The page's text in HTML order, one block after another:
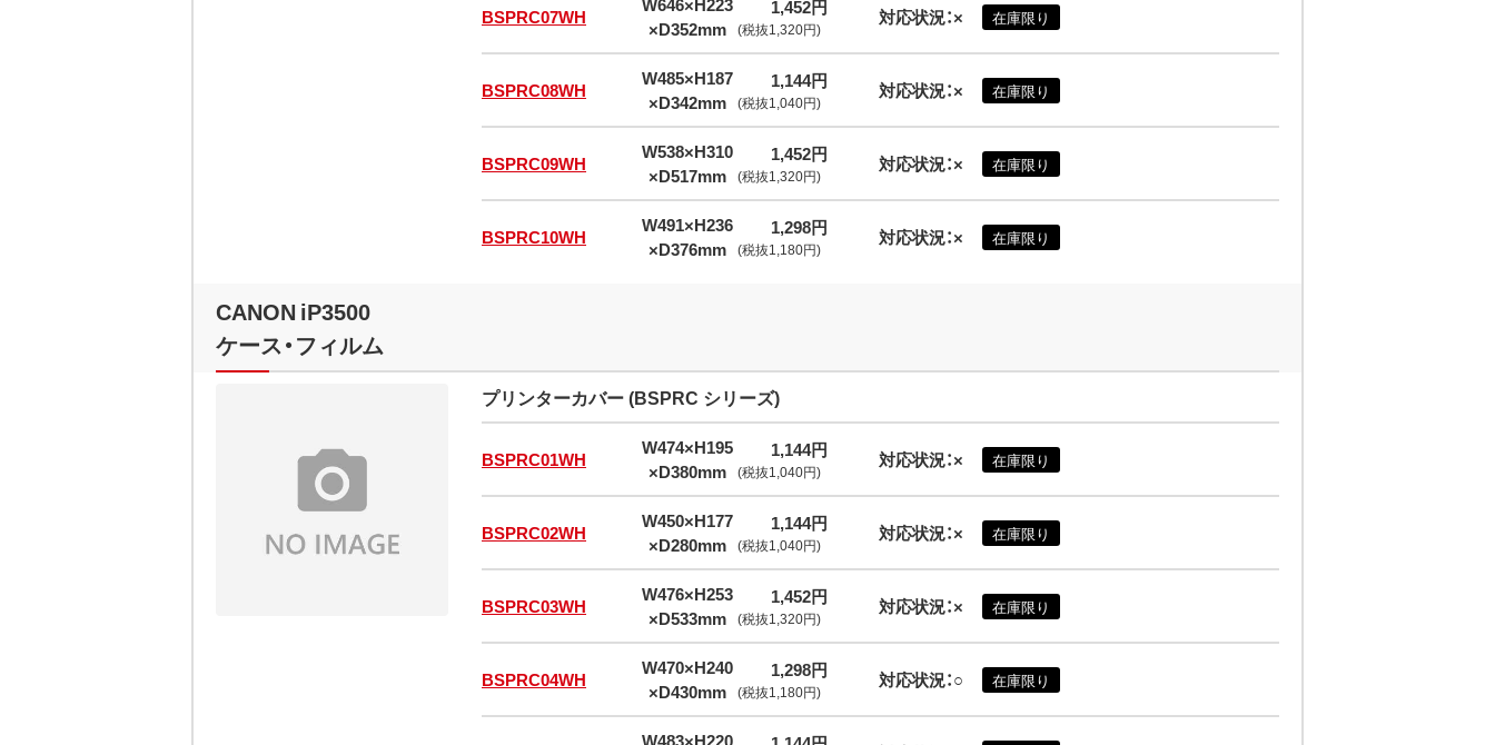
BSPRC07WH
×D352mm
1,452円
(税抜1,320円) 対応状況：× 在庫限り
BSPRC08WH
W485×H187
×D342mm
1,144円
(税抜1,040円) 対応状況：× 在庫限り
BSPRC09WH
W538×H310
×D517mm
1,452円
(税抜1,320円) 対応状況：× 在庫限り
BSPRC10WH
W491×H236
×D376mm
1,298円
(税抜1,180円) 対応状況：× 在庫限り
CANON iP3500
ケース・フィルム
プリンターカバー (BSPRC シリーズ)
BSPRC01WH
W474×H195
×D380mm
1,144円
(税抜1,040円) 対応状況：× 在庫限り
BSPRC02WH
W450×H177
×D280mm
1,144円
(税抜1,040円) 対応状況：× 在庫限り
BSPRC03WH
W476×H253
×D533mm
1,452円
(税抜1,320円) 対応状況：× 在庫限り
BSPRC04WH
W470×H240
×D430mm
1,298円
(税抜1,180円) 対応状況：○ 在庫限り